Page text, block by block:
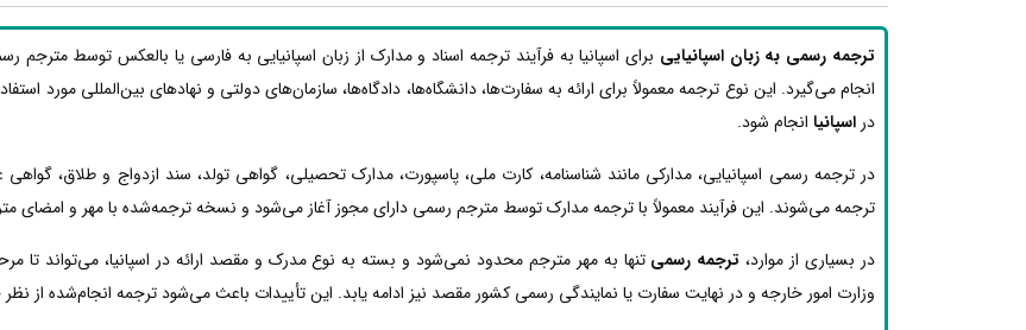
ترجمه رسمی به زبان اسپانیایی برای اسپانیا به فرآیند ترجمه اسناد و مدارک از زبان اسپانیایی به فارسی یا بالعکس توسط
انجام می‌گیرد. این نوع ترجمه معمولاً برای ارائه به سفارت‌ها، دانشگاه‌ها، دادگاه‌ها، سازمان‌های دولتی و نهادهای بین‌المللی مورد
در اسپانیا انجام شود.
در ترجمه رسمی اسپانیایی، مدارکی مانند شناسنامه، کارت ملی، پاسپورت، مدارک تحصیلی، گواهی تولد، سند ازدواج و طلاق،
ترجمه می‌شوند. این فرآیند معمولاً با ترجمه مدارک توسط مترجم رسمی دارای مجوز آغاز می‌شود و نسخه ترجمه‌شده با مهر و امضای
در بسیاری از موارد، ترجمه رسمی تنها به مهر مترجم محدود نمی‌شود و بسته به نوع مدرک و مقصد ارائه در اسپانیا، می‌تواند تا
وزارت امور خارجه و در نهایت سفارت یا نمایندگی رسمی کشور مقصد نیز ادامه یابد. این تأییدات باعث می‌شود ترجمه انجام‌شده از